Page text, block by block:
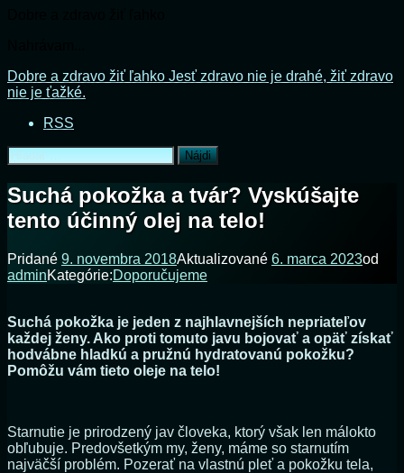
Prejsť
na
Dobre a zdravo žiť ľahko Jesť zdravo nie je drahé, žiť zdravo
nie je ťažké.
RSS
Hľadať:
Suchá pokožka a tvár? Vyskúšajte
tento účinný olej na telo!
Pridané 9. novembra 2018Aktualizované 6. marca 2023od
adminKategórie:Doporučujeme
Suchá pokožka je jeden z najhlavnejších nepriateľov
každej ženy. Ako proti tomuto javu bojovať a opäť získať
hodvábne hladkú a pružnú hydratovanú pokožku?
Pomôžu vám tieto oleje na telo!
Starnutie je prirodzený jav človeka, ktorý však len málokto
obľubuje. Predovšetkým my, ženy, máme so starnutím
najväčší problém. Pozerať na vlastnú pleť a pokožku tela,